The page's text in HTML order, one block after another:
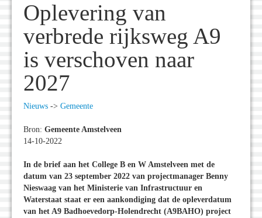
Oplevering van
verbrede rijksweg A9
is verschoven naar
2027
Nieuws -> Gemeente
Bron: Gemeente Amstelveen
14-10-2022
In de brief aan het College B en W Amstelveen met de
datum van 23 september 2022 van projectmanager Benny
Nieswaag van het Ministerie van Infrastructuur en
Waterstaat staat er een aankondiging dat de opleverdatum
van het A9 Badhoevedorp-Holendrecht (A9BAHO) project